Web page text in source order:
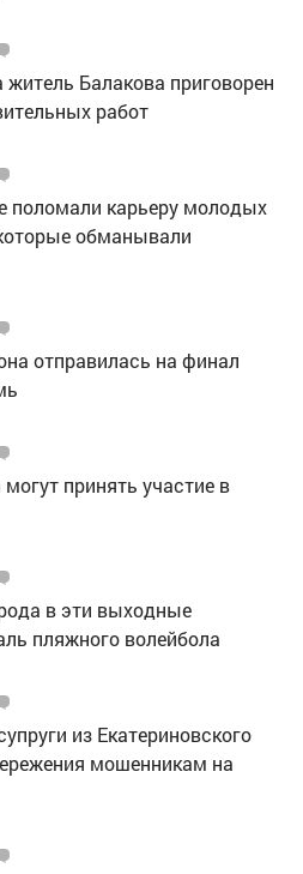
Балакова приговорен
работ
поломали карьеру молодых
обманывали
отправилась на финал
принять участие в
в эти выходные
пляжного волейбола
из Екатериновского
мошенникам на